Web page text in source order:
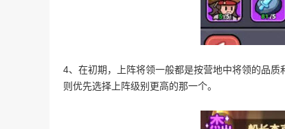
4、在初期，上阵将领一般都是按营地中将领的品质
则优先选择上阵级别更高的那一个。